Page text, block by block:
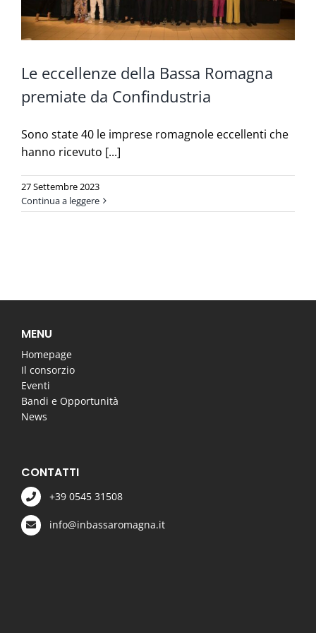
Le eccellenze della Bassa Romagna
premiate da Confindustria
Sono state 40 le imprese romagnole eccellenti che
hanno ricevuto [...]
27 Settembre 2023
Continua a leggere
MENU
Homepage
Il consorzio
Eventi
Bandi e Opportunità
News
CONTATTI
+39 0545 31508
info@inbassaromagna.it